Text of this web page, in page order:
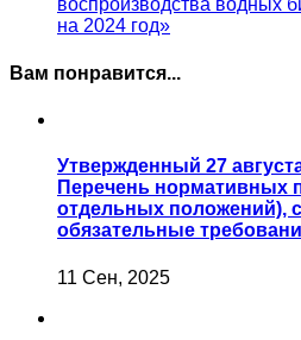
воспроизводства водных
на 2024 год»
Вам понравится...
Утвержденный 27
Перечень нормативных
отдельных положений),
обязательные
11 Сен, 2025